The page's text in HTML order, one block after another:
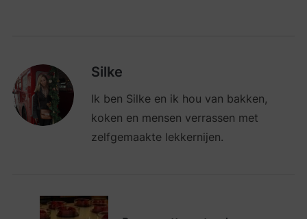
Silke
Ik ben Silke en ik hou van bakken,
koken en mensen verrassen met
zelfgemaakte lekkernijen.